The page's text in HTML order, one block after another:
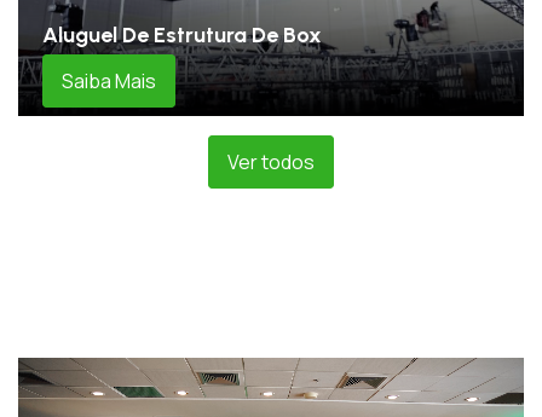
Aluguel De Estrutura De Box
Saiba Mais
Ver todos